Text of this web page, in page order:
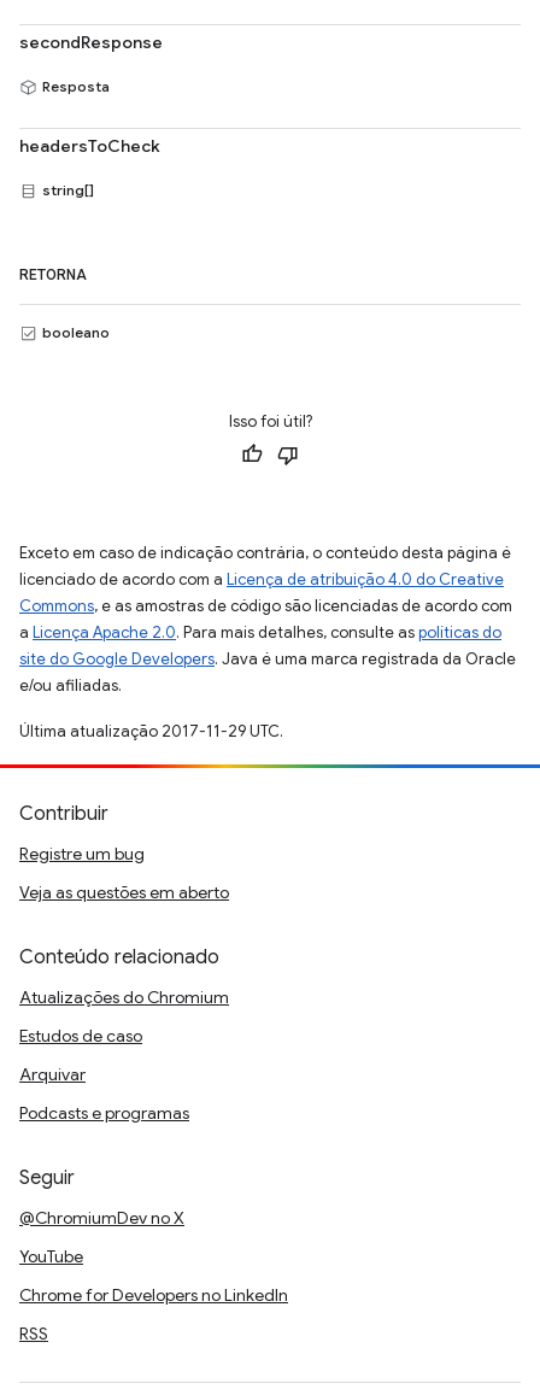
secondResponse
Resposta
headersToCheck
string[]
RETORNA
booleano
Isso foi útil?
Exceto em caso de indicação contrária, o conteúdo desta página é
licenciado de acordo com a Licença de atribuição 4.0 do Creative
Commons, e as amostras de código são licenciadas de acordo com
a Licença Apache 2.0. Para mais detalhes, consulte aspolíticas do
site do Google Developers. Java é uma marca registrada da Oracle
e/ou afiliadas.
Última atualização 2017-11-29 UTC.
Contribuir
Registre um bug
Veja as questões em aberto
Conteúdo relacionado
Atualizações do Chromium
Estudos de caso
Arquivar
Podcasts e programas
Seguir
@ChromiumDev no X
YouTube
Chrome for Developers no LinkedIn
RSS